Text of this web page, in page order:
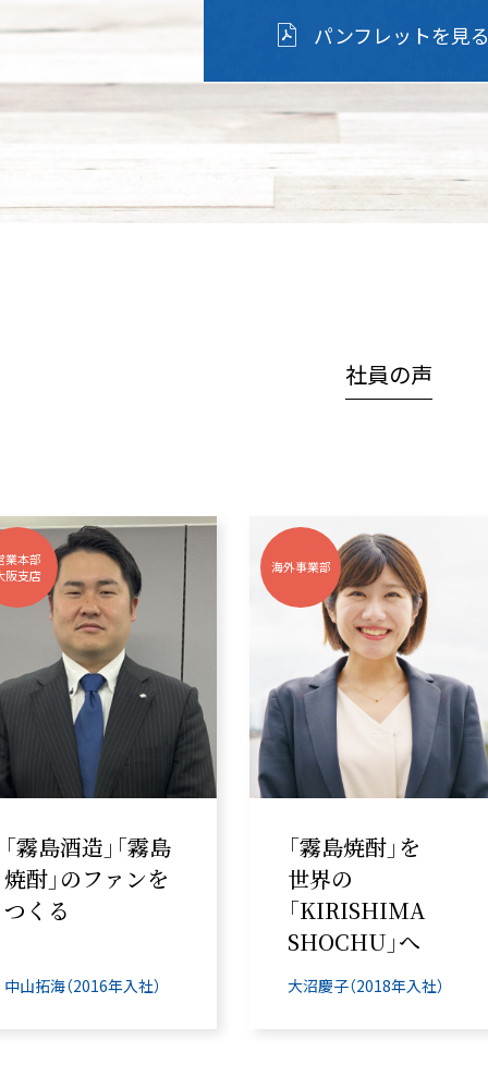
パンフレットを見る
社員の声
海外事業部
「霧島焼酎」を
世界の
「KIRISHIMA
大沼慶子（2018年入社）
製造本部
電気系、機械系と
幅広い仕事ができ
ます!
鶴田勝（2017年入社）